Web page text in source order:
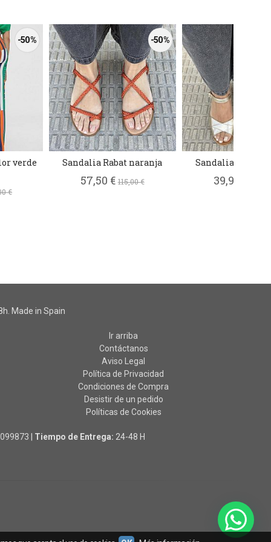
-50 %
verde
€
-50 %
Sandalia Rabat naranja
57,50 €115,00 €
Sandalia Roma
39,95 €
Made in Spain
Ir arriba
Contáctanos
Aviso Legal
Política de Privacidad
Condiciones de Compra
Desistir de un pedido
Políticas de Cookies
Tiempo de Entrega: 24-48 H